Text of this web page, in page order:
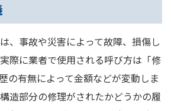
、事故や災害によって故障、損傷し
際に業者で使用される呼び方は「修
の有無によって金額などが変動しま
造部分の修理がされたかどうかの履